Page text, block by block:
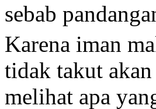
sebab
Karena iman
tidak takut
melihat apa